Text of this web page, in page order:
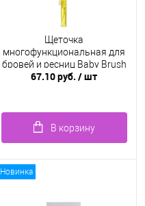
Щеточка
многофункциональная для
бровей и ресниц Baby Brush
1.0 мм, желтая
67.10 руб./ шт
В корзину
Новинка